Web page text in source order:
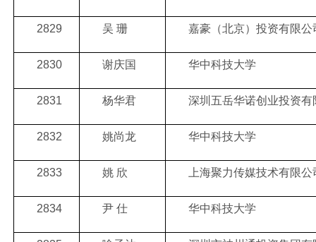
2829 吴 珊 嘉豪（北京）投资有限公
2830 谢庆国 华中科技大学
2831 杨华君 深圳五岳华诺创业投资有
2832 姚尚龙 华中科技大学
2833 姚 欣 上海聚力传媒技术有限公
2834 尹 仕 华中科技大学